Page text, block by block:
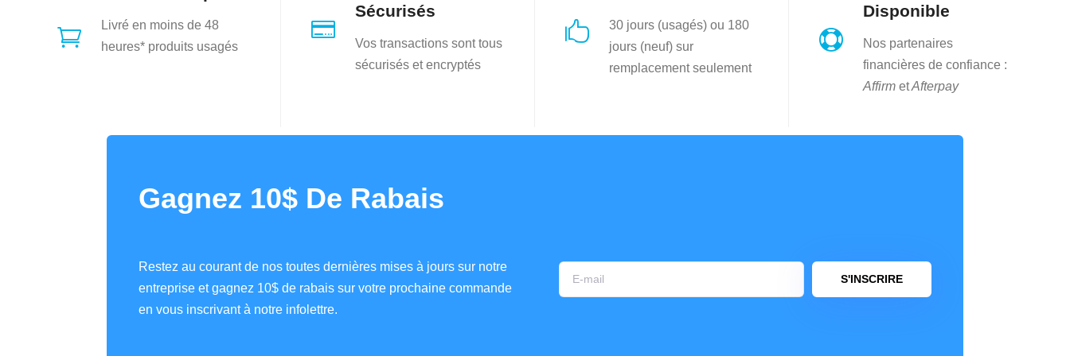

Livré en moins de 48
heures* produits usagés

Sécurisés
Vos transactions sont tous
sécurisés et encryptés

30 jours (usagés) ou 180
jours (neuf) sur
remplacement seulement

Disponible
Nos partenaires
financières de confiance :
Affirm etAfterpay
Gagnez 10$ De Rabais
Restez au courant de nos toutes dernières mises à jours sur notre
entreprise et gagnez 10$ de rabais sur votre prochaine commande
en vous inscrivant à notre infolettre.
S'INSCRIRE